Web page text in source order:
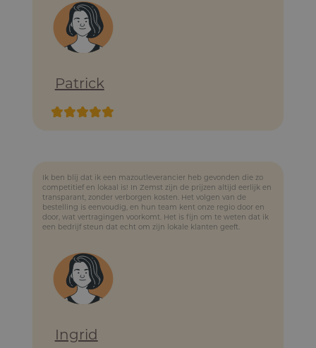
Patrick
Ik ben blij dat ik een mazoutleverancier heb gevonden die zo
competitief en lokaal is! In Zemst zijn de prijzen altijd eerlijk en
transparant, zonder verborgen kosten. Het volgen van de
bestelling is eenvoudig, en hun team kent onze regio door en
door, wat vertragingen voorkomt. Het is fijn om te weten dat ik
een bedrijf steun dat echt om zijn lokale klanten geeft.
Ingrid